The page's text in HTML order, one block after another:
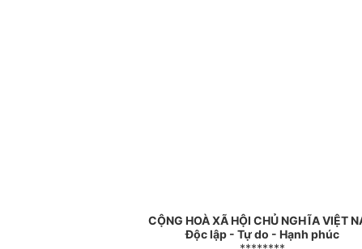
CỘNG HOÀ XÃ HỘI CHỦ NGHĨA VIỆT
Độc lập - Tự do - Hạnh phúc